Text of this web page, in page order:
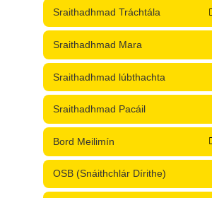
Sraithadhmad Tráchtála
Sraithadhmad Mara
Sraithadhmad lúbthachta
Sraithadhmad Pacáil
Bord Meilimín
OSB (Snáithchlár Dírithe)